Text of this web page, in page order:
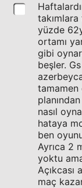
yüzde
ortamı
gibi
beşler.
tamamen
nasıl
hataya
ben
Ayrıca 2
yoktu
Açıkcası
maç